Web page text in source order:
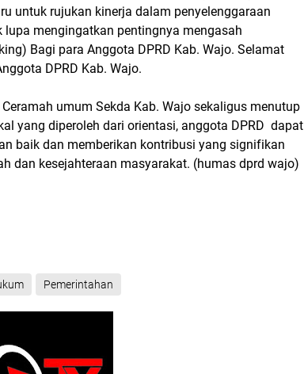
untuk rujukan kinerja dalam penyelenggaraan
lupa mengingatkan pentingnya mengasah
Bagi para Anggota DPRD Kab. Wajo. Selamat
DPRD Kab. Wajo.
umum Sekda Kab. Wajo sekaligus menutup
yang diperoleh dari orientasi, anggota DPRD dapat
baik dan memberikan kontribusi yang signifikan
dan kesejahteraan masyarakat. (humas dprd wajo)
Pemerintahan